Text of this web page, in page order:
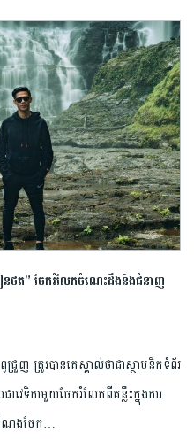
នថត” ចែករំលែកចំណេះដឹងនិងជំនាញ
ញ ត្រូវបានគេស្គាល់ថាជាស្ថាបនិកទំព័រ
ទិកាមួយចែករំលែកពីគន្លឹះក្នុងការ
បំណងចែក…